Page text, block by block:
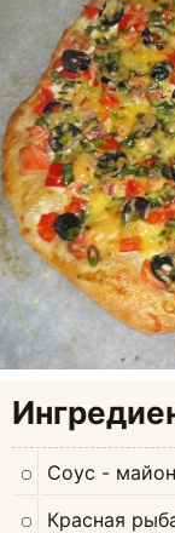
Соус -
Красная